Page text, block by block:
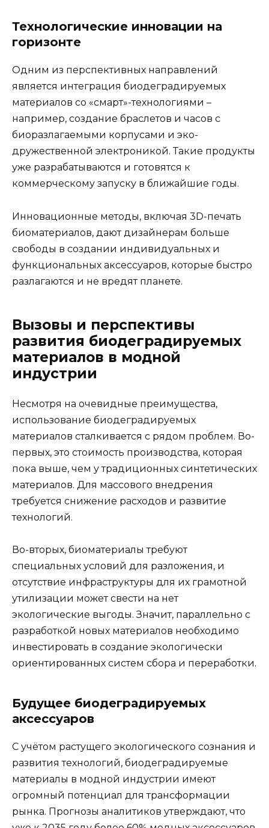
Технологические инновации на
горизонте
Одним из перспективных направлений
является интеграция биодеградируемых
материалов со «смарт»-технологиями –
например, создание браслетов и часов с
биоразлагаемыми корпусами и эко-
дружественной электроникой. Такие продукты
уже разрабатываются и готовятся к
коммерческому запуску в ближайшие годы.
Инновационные методы, включая 3D-печать
биоматериалов, дают дизайнерам больше
свободы в создании индивидуальных и
функциональных аксессуаров, которые быстро
разлагаются и не вредят планете.
Вызовы и перспективы
развития биодеградируемых
материалов в модной
индустрии
Несмотря на очевидные преимущества,
использование биодеградируемых
материалов сталкивается с рядом проблем. Во-
первых, это стоимость производства, которая
пока выше, чем у традиционных синтетических
материалов. Для массового внедрения
требуется снижение расходов и развитие
технологий.
Во-вторых, биоматериалы требуют
специальных условий для разложения, и
отсутствие инфраструктуры для их грамотной
утилизации может свести на нет
экологические выгоды. Значит, параллельно с
разработкой новых материалов необходимо
инвестировать в создание экологически
ориентированных систем сбора и переработки.
Будущее биодеградируемых
аксессуаров
С учётом растущего экологического сознания и
развития технологий, биодеградируемые
материалы в модной индустрии имеют
огромный потенциал для трансформации
рынка. Прогнозы аналитиков утверждают, что